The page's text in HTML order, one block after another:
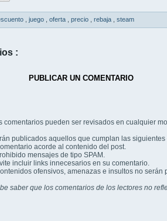
juego oferta precio rebaja steam
:
PUBLICAR UN COMENTARIO
comentarios pueden ser revisados en cualquier
publicados aquellos que cumplan las
acorde al contenido del post.
mensajes de tipo SPAM.
incluir links innecesarios en su comentario.
ofensivos, amenazas e insultos no serán
saber que los comentarios de los lectores no